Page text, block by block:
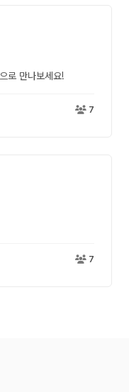
로 만나보세요!
7
7